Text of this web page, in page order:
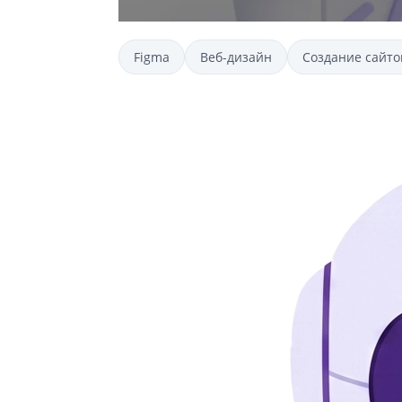
Figma Веб-дизайн Создание